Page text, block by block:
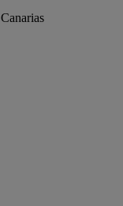
Canarias